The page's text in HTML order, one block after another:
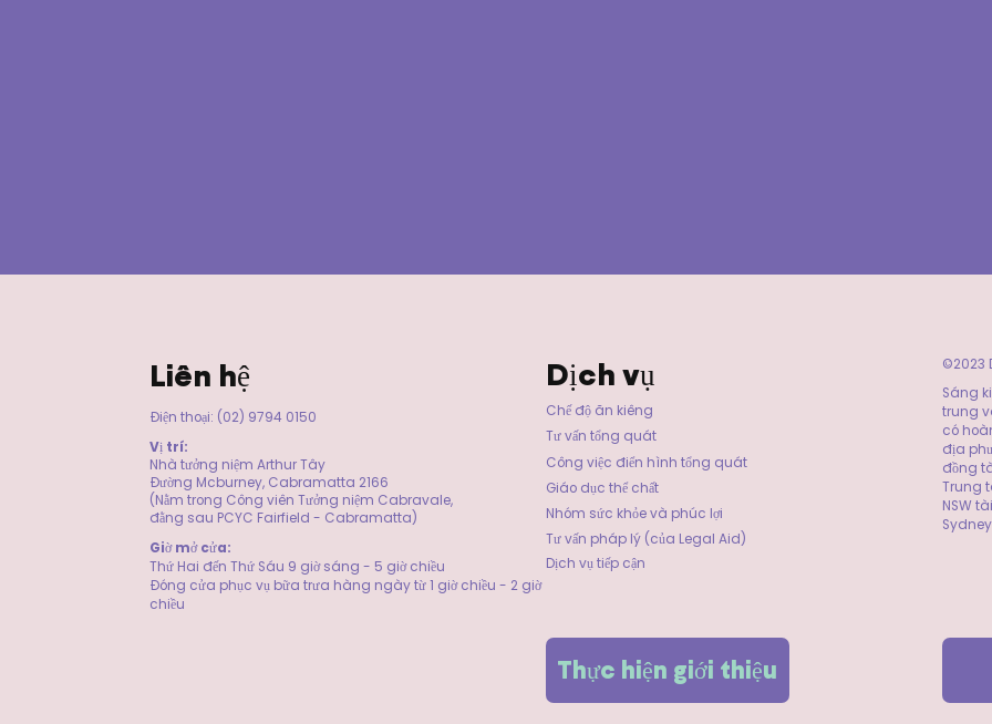
Liên hệ
Điện thoại: (02) 9794 0150
Vị trí:
Nhà tưởng niệm Arthur Tây
Đường Mcburney, Cabramatta 2166
(Nằm trong Công viên Tưởng niệm Cabravale,
đằng sau PCYC Fairfield - Cabramatta)
​Giờ mở cửa:
Thứ Hai đến Thứ Sáu 9 giờ sáng - 5 giờ chiều
Đóng cửa phục vụ bữa trưa hàng ngày từ 1 giờ chiều - 2 giờ
chiều
Dịch vụ
Chế độ ăn kiêng
Tư vấn tổng quát
Công việc điển hình tổng quát
Giáo dục thể chất
Nhóm sức khỏe và phúc lợi
Tư vấn pháp lý (của Legal Aid)
Dịch vụ tiếp cận
Sáng
trung
có
địa
đồng
Trung
NSW
©2023
Thực hiện giới thiệu